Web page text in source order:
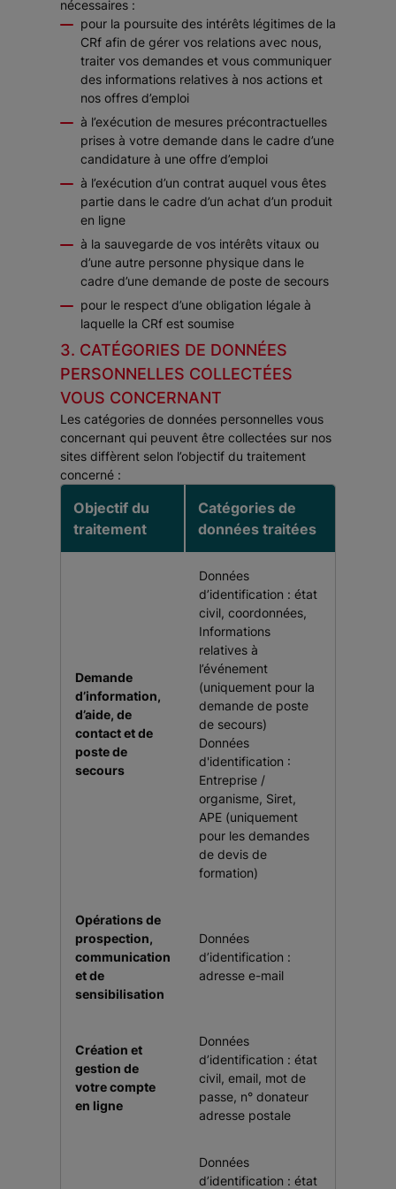
nécessaires :
pour la poursuite des intérêts légitimes de la
CRf afin de gérer vos relations avec nous,
traiter vos demandes et vous communiquer
des informations relatives à nos actions et
nos offres d’emploi
à l’exécution de mesures précontractuelles
prises à votre demande dans le cadre d’une
candidature à une offre d’emploi
à l’exécution d’un contrat auquel vous êtes
partie dans le cadre d’un achat d’un produit
en ligne
à la sauvegarde de vos intérêts vitaux ou
d’une autre personne physique dans le
cadre d’une demande de poste de secours
pour le respect d’une obligation légale à
laquelle la CRf est soumise
3. CATÉGORIES DE DONNÉES
PERSONNELLES COLLECTÉES
VOUS CONCERNANT
Les catégories de données personnelles vous
concernant qui peuvent être collectées sur nos
sites diffèrent selon l’objectif du traitement
concerné :
Objectif du
traitement
Catégories de
données traitées
Demande
d’information,
d’aide, de
contact et de
poste de
secours
Données
d’identification : état
civil, coordonnées,
Informations
relatives à
l’événement
(uniquement pour la
demande de poste
de secours)
Données
d'identification :
Entreprise /
organisme, Siret,
APE (uniquement
pour les demandes
de devis de
formation)
Opérations de
prospection,
communication
et de
sensibilisation
Données
d’identification :
adresse e-mail
Création et
gestion de
votre compte
en ligne
Données
d’identification : état
civil, email, mot de
passe, n° donateur
adresse postale
Données
d’identification : état